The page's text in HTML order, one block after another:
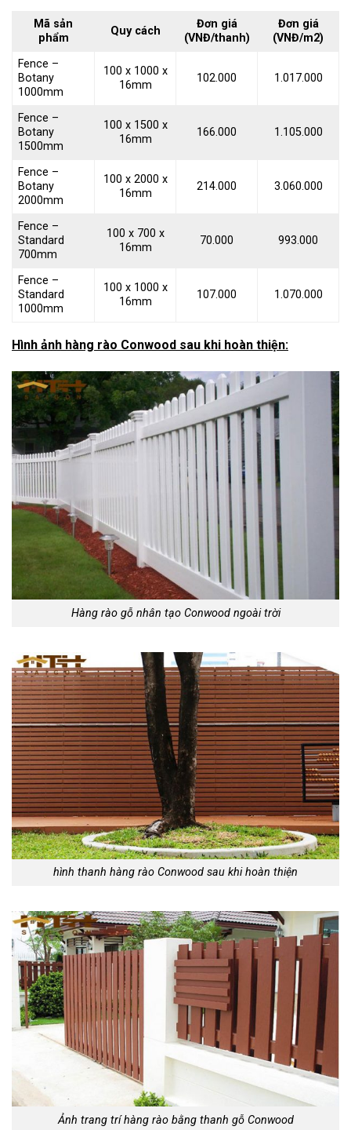
Mã sản
phẩm
Quy cách
Đơn giá
(VNĐ/thanh)
Đơn giá
(VNĐ/m2)
Fence –
Botany
1000mm
100 x 1000 x
16mm
102.000 1.017.000
Fence –
Botany
1500mm
100 x 1500 x
16mm
166.000 1.105.000
Fence –
Botany
2000mm
100 x 2000 x
16mm
214.000 3.060.000
Fence –
Standard
700mm
100 x 700 x
16mm
70.000 993.000
Fence –
Standard
1000mm
100 x 1000 x
16mm
107.000 1.070.000
Hình ảnh hàng rào Conwood sau khi hoàn thiện:
Hàng rào gỗ nhân tạo Conwood ngoài trời
hình thanh hàng rào Conwood sau khi hoàn thiện
Ảnh trang trí hàng rào bằng thanh gỗ Conwood